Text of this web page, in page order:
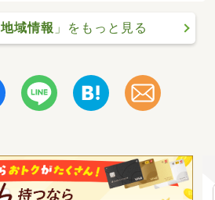
地域情報 」をもっと見る